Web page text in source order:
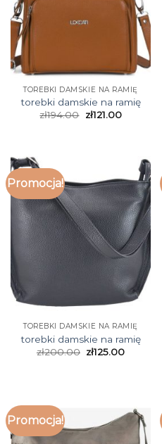
TOREBKI DAMSKIE NA RAMIĘ
torebki damskie na ramię
zł194.00 zł121.00
Promocja!
TOREBKI DAMSKIE NA RAMIĘ
torebki damskie na ramię
zł200.00 zł125.00
Promocja!